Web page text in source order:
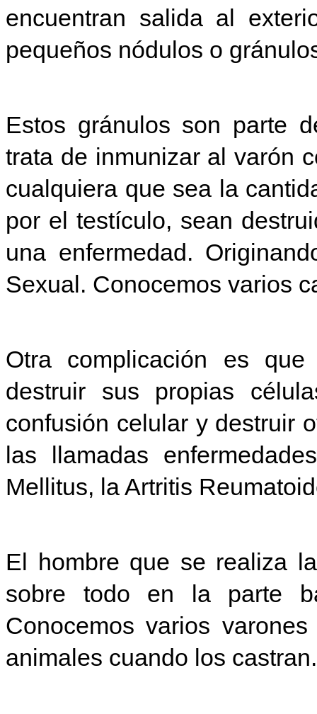
encuentran salida al
pequeños nódulos o
Estos gránulos son parte
trata de inmunizar al varón
cualquiera que sea la
por el testículo, sean
una enfermedad.
Sexual. Conocemos varios
Otra complicación es
destruir sus propias
confusión celular y destruir
las llamadas
Mellitus, la Artritis
El hombre que se realiza
sobre todo en la parte
Conocemos varios
animales cuando los castran.